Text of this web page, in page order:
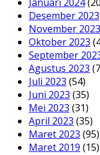
Desember 2023
November 2023
Oktober 2023
September
Agustus 2023
Juli 2023 (54)
Juni 2023 (35)
Mei 2023 (31)
April 2023 (35)
Maret 2023 (95)
Maret 2019 (15)